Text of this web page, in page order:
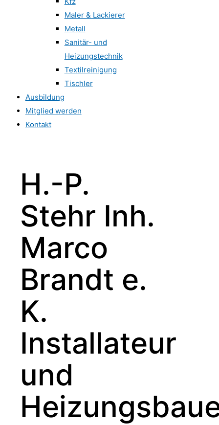
Maler & Lackierer
Metall
Sanitär- und
Heizungstechnik
Textilreinigung
Tischler
Ausbildung
Mitglied werden
Kontakt
H.-P.
Stehr Inh.
Marco
Brandt e.
K.
Installateur
und